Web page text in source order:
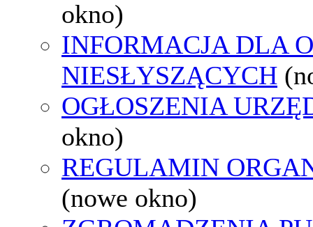
okno)
INFORMACJA DLA
NIESŁYSZĄCYCH
OGŁOSZENIA
okno)
REGULAMIN
(nowe okno)